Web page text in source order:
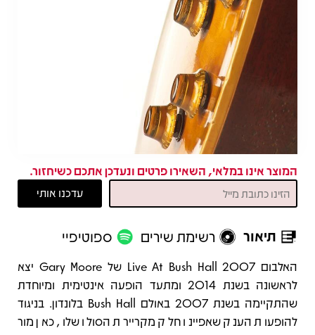
המוצר אינו במלאי, השאירו פרטים ונעדכן אתכם כשיחזור.
תיאור רשימת שירים ספוטיפיי
תיאור
האלבום Live At Bush Hall 2007 של Gary Moore יצא
לראשונה בשנת 2014 ומתעד הופעה אינטימית ומיוחדת
שהתקיימה בשנת 2007 באולם Bush Hall בלונדון. בניגוד
להופעות הענק שאפיינו חלק מקריירת הסולו שלו, כאן מור